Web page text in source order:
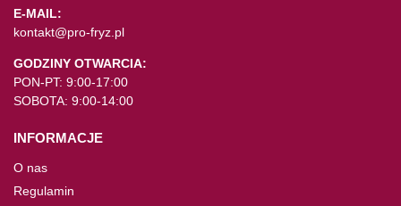
E-MAIL:
kontakt@pro-fryz.pl
GODZINY OTWARCIA:
PON-PT: 9:00-17:00
SOBOTA: 9:00-14:00
INFORMACJE
O nas
Regulamin